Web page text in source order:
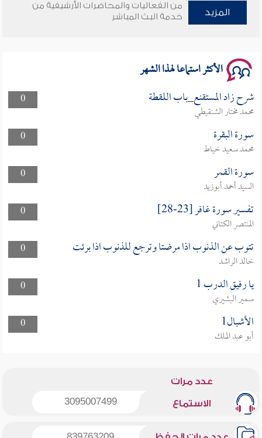
وأمنهم من خوف 9
المزيد
من الفعاليات والمحاضرات الأرشيفية من
خدمة البث المباشر
الأكثر استماعا لهذا الشهر
0 شرح زاد المستقنع_باب اللقطة
محمد مختار الشنقيطي
0
سورة البقرة
محمد سعيد خياط
0
سورة القمر
السيد أحمد أبوزيد
0
تفسير سورة غافر [23-28]
المنتصر الكتاني
0
تتوب عن الذنوب اذا مرضتا وترجع للذنوب اذا برئت
خالد الراشد
0
يا رفيق الدرب 1
سمير البشيري
0
الأشبال1
أبو عبد الملك
عدد مرات
الاستماع 3095007499